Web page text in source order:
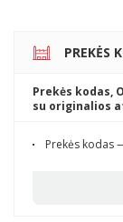
PREKĖS
Prekės kodas,
su originalios
Prekės kodas